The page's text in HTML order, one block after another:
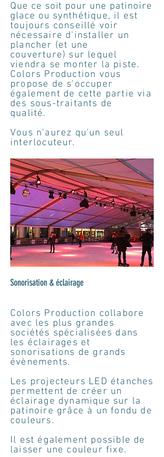
Que ce soit pour une patinoire
glace ou synthétique, il est
toujours conseillé voir
nécessaire d'installer un
plancher (et une
couverture) sur lequel
viendra se monter la piste.
Colors Production vous
propose de s'occuper
également de cette partie via
des sous-traitants de
qualité.
Vous n'aurez qu'un seul
interlocuteur.
Sonorisation & éclairage
Colors Production collabore
avec les plus grandes
sociétés spécialisées dans
les éclairages et
sonorisations de grands
évènements.
Les projecteurs LED étanches
permettent de créer un
éclairage dynamique sur la
patinoire grâce à un fondu de
couleurs.
Il est également possible de
laisser une couleur fixe.